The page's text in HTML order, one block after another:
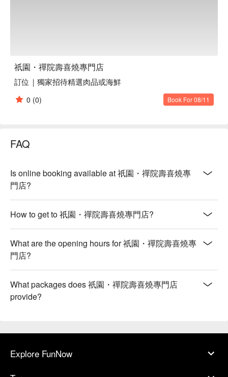
祇園・禪院壽喜燒專門店
訂位｜獨家招待精選肉品或海鮮
0 (0) Book For 08/11
FAQ
Is online booking available at 祇園・禪院壽喜燒專
門店?
How to get to 祇園・禪院壽喜燒專門店?
What are the opening hours for 祇園・禪院壽喜燒專
門店?
What packages does 祇園・禪院壽喜燒專門店
provide?
Explore FunNow